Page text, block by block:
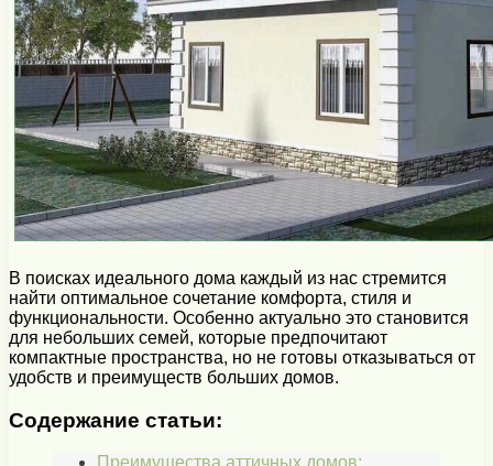
В поисках идеального дома каждый из нас стремится
найти оптимальное сочетание комфорта, стиля и
функциональности. Особенно актуально это становится
для небольших семей, которые предпочитают
компактные пространства, но не готовы отказываться от
удобств и преимуществ больших домов.
Содержание статьи: